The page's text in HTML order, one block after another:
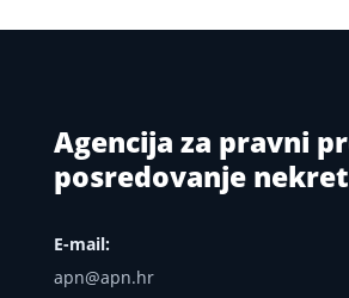
Agencija za pravni
posredovanje
E-mail:
apn@apn.hr